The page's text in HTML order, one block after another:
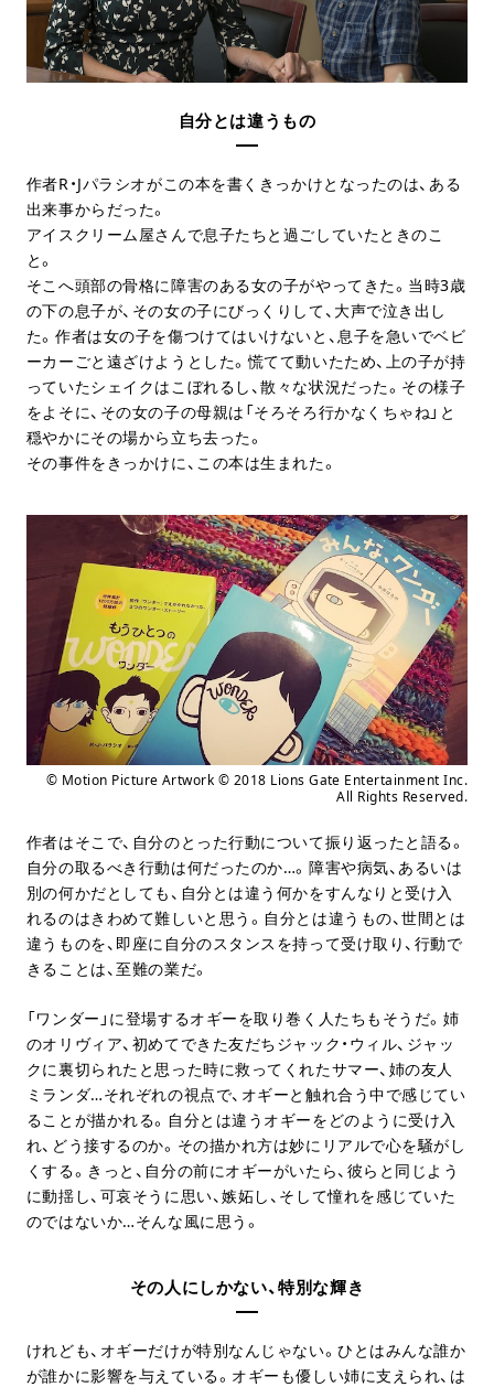
自分とは違うもの
作者R・Jパラシオがこの本を書くきっかけとなったのは、ある
出来事からだった。
アイスクリーム屋さんで息子たちと過ごしていたときのこ
と。
そこへ頭部の骨格に障害のある女の子がやってきた。当時3歳
の下の息子が、その女の子にびっくりして、大声で泣き出し
た。作者は女の子を傷つけてはいけないと、息子を急いでベビ
ーカーごと遠ざけようとした。慌てて動いたため、上の子が持
っていたシェイクはこぼれるし、散々な状況だった。その様子
をよそに、その女の子の母親は「そろそろ行かなくちゃね」と
穏やかにその場から立ち去った。
その事件をきっかけに、この本は生まれた。
© Motion Picture Artwork © 2018 Lions Gate Entertainment Inc.
All Rights Reserved.
作者はそこで、自分のとった行動について振り返ったと語る。
自分の取るべき行動は何だったのか…。障害や病気、あるいは
別の何かだとしても、自分とは違う何かをすんなりと受け入
れるのはきわめて難しいと思う。自分とは違うもの、世間とは
違うものを、即座に自分のスタンスを持って受け取り、行動で
きることは、至難の業だ。
「ワンダー」に登場するオギーを取り巻く人たちもそうだ。姉
のオリヴィア、初めてできた友だちジャック・ウィル、ジャッ
クに裏切られたと思った時に救ってくれたサマー、姉の友人
ミランダ…それぞれの視点で、オギーと触れ合う中で感じてい
ることが描かれる。自分とは違うオギーをどのように受け入
れ、どう接するのか。その描かれ方は妙にリアルで心を騒がし
くする。きっと、自分の前にオギーがいたら、彼らと同じよう
に動揺し、可哀そうに思い、嫉妬し、そして憧れを感じていた
のではないか…そんな風に思う。
その人にしかない、特別な輝き
けれども、オギーだけが特別なんじゃない。ひとはみんな誰か
が誰かに影響を与えている。オギーも優しい姉に支えられ、は